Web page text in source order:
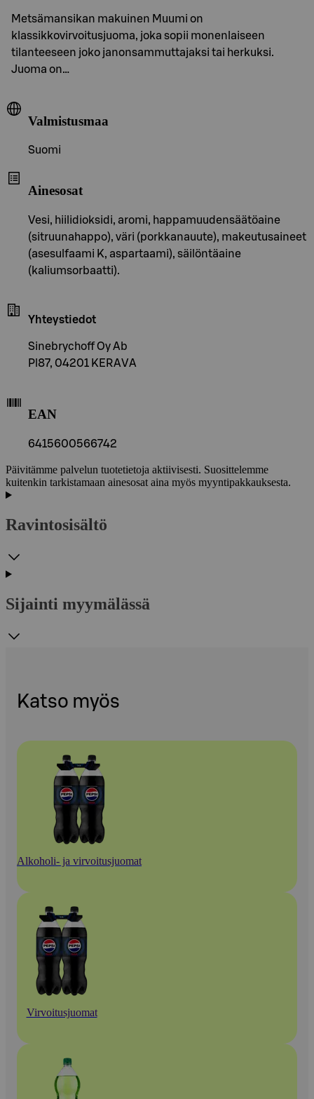
Metsämansikan makuinen Muumi on
klassikkovirvoitusjuoma, joka sopii monenlaiseen
tilanteeseen joko janonsammuttajaksi tai herkuksi.
Juoma on…
Valmistusmaa
Suomi
Ainesosat
Vesi, hiilidioksidi, aromi, happamuudensäätöaine
(sitruunahappo), väri (porkkanauute), makeutusaineet
(asesulfaami K, aspartaami), säilöntäaine
(kaliumsorbaatti).
Yhteystiedot
Sinebrychoff Oy Ab
Pl87, 04201 KERAVA
EAN
6415600566742
Päivitämme palvelun tuotetietoja aktiivisesti. Suosittelemme
kuitenkin tarkistamaan ainesosat aina myös myyntipakkauksesta.
Ravintosisältö
Sijainti myymälässä
Katso myös
Alkoholi- ja virvoitusjuomat
Virvoitusjuomat